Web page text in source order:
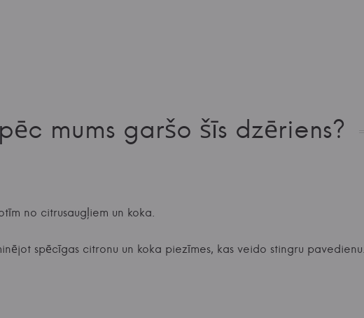
mums garšo šīs dzēriens?
no citrusaugļiem un koka.
spēcīgas citronu un koka piezīmes, kas veido stingru pavedienu.